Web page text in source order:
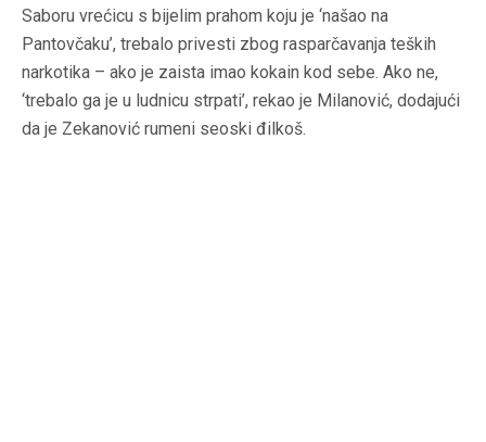
Saboru vrećicu s bijelim prahom koju je ‘našao na
Pantovčaku’, trebalo privesti zbog rasparčavanja teških
narkotika – ako je zaista imao kokain kod sebe. Ako ne,
‘trebalo ga je u ludnicu strpati’, rekao je Milanović, dodajući
da je Zekanović rumeni seoski đilkoš.